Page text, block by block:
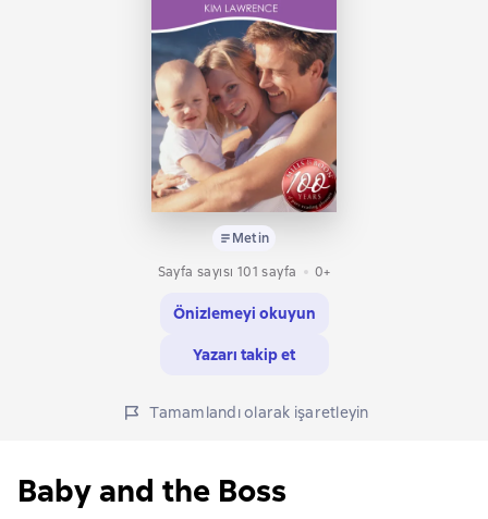
Metin
Sayfa sayısı 101 sayfa
0+
Önizlemeyi okuyun
Yazarı takip et
Tamamlandı olarak işaretleyin
Baby and the Boss